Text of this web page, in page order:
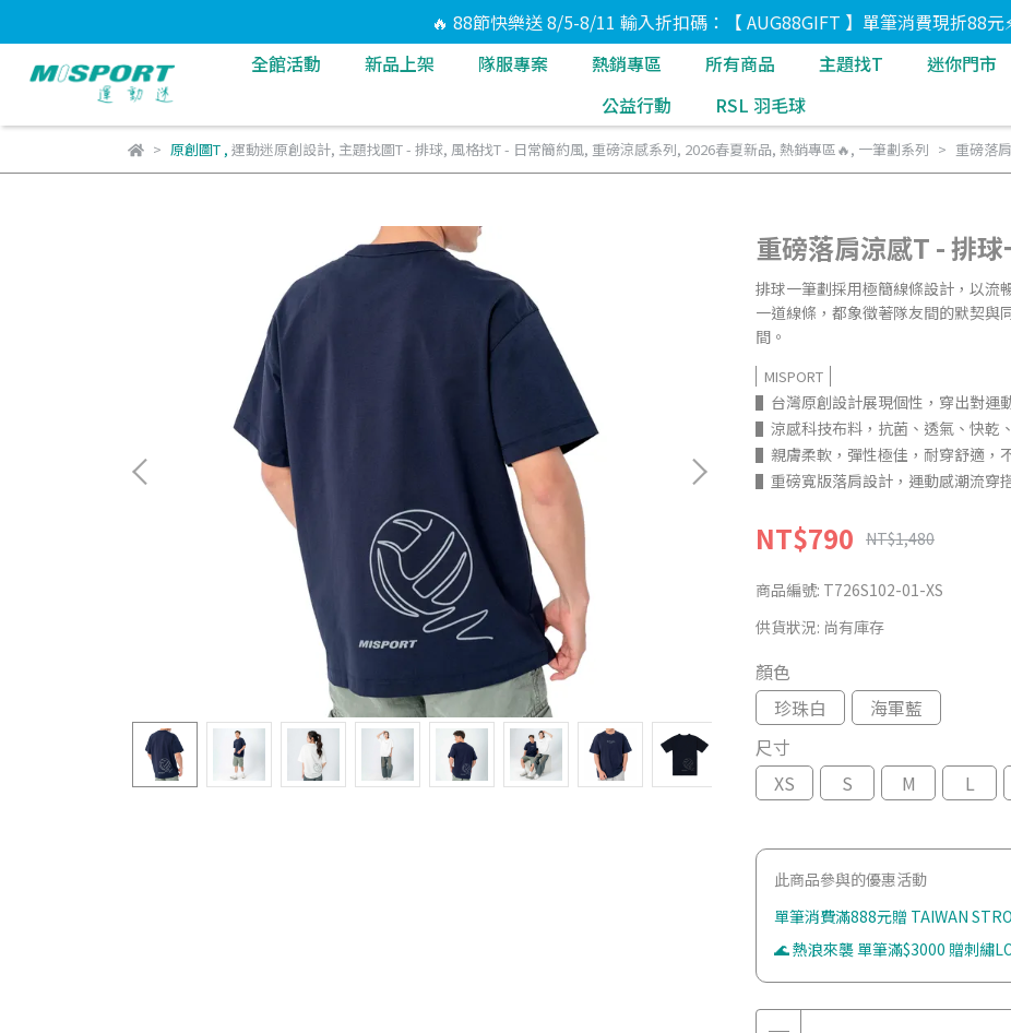
🔥 88節快樂送 8/5-8/11 輸入折扣碼：【 AUG88GIFT 】單筆消費現折88元
全館活動
新品上架 隊服專案 熱銷專區 所有商品 主題找T 迷你門市
公益行動
RSL 羽毛球
原創圖T, 運動迷原創設計, 主題找圖T - 排球, 風格找T - 日常簡約風, 重磅涼感系列, 2026春夏新品, 熱銷專區🔥, 一筆劃系列 重磅落
重磅落肩涼感T - 排
排球一筆劃採用極簡線條設計，以流
一道線條，都象徵著隊友間的默契與
間。
MISPORT
▌台灣原創設計展現個性，穿出對運
▌涼感科技布料，抗菌、透氣、快乾
▌親膚柔軟，彈性極佳，耐穿舒適，
▌重磅寬版落肩設計，運動感潮流穿
NT$790 NT$1,480
商品編號: T726S102-01-XS
供貨狀況: 尚有庫存
顏色
珍珠白
海軍藍
尺寸
XS
S M L
此商品參與的優惠活動
單筆消費滿888元贈 TAIWAN
🌊 熱浪來襲 單筆滿$3000 贈刺繡